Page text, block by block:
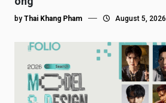
by Thai Khang Pham August 5, 2026